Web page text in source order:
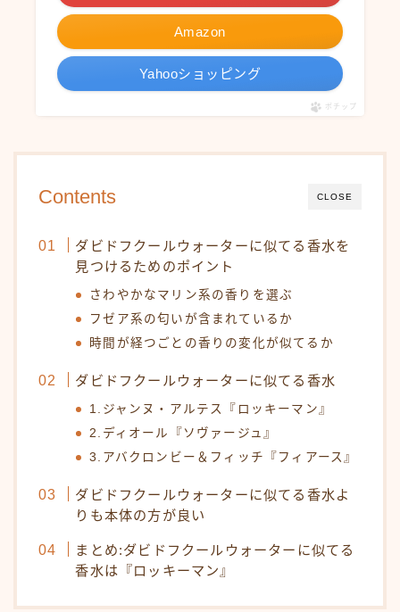
Amazon
Yahooショッピング
ポチップ
CLOSE
Contents
ダビドフクールウォーターに似てる香水を
見つけるためのポイント
さわやかなマリン系の香りを選ぶ
フゼア系の匂いが含まれているか
時間が経つごとの香りの変化が似てるか
ダビドフクールウォーターに似てる香水
1.ジャンヌ・アルテス『ロッキーマン』
2.ディオール『ソヴァージュ』
3.アバクロンビー＆フィッチ『フィアース』
ダビドフクールウォーターに似てる香水よ
りも本体の方が良い
まとめ:ダビドフクールウォーターに似てる
香水は『ロッキーマン』